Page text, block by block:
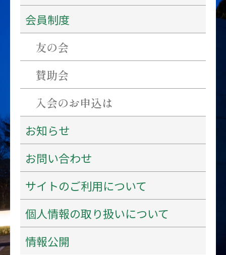
会員制度
友の会
賛助会
入会のお申込は
お知らせ
お問い合わせ
サイトのご利用について
個人情報の取り扱いについて
情報公開